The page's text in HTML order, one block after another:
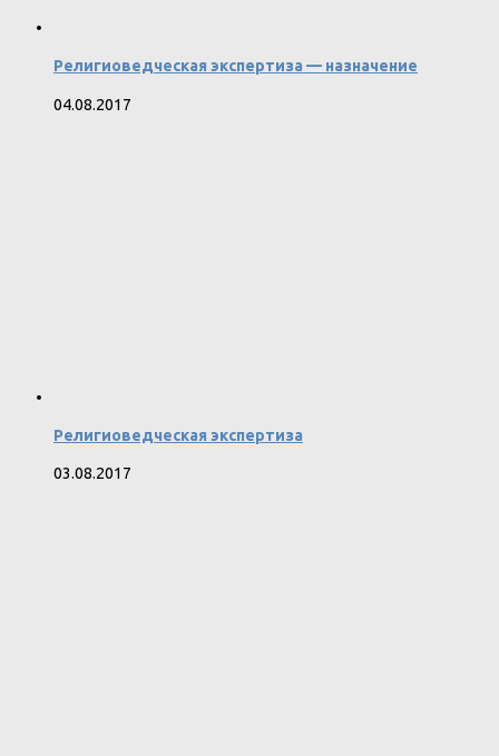
Религиоведческая экспертиза — назначение
04.08.2017
Религиоведческая экспертиза
03.08.2017